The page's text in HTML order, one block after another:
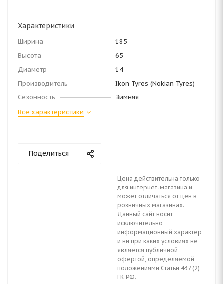
Характеристики
Ширина
185
Высота
65
Диаметр
14
Производитель
Ikon Tyres (Nokian Tyres)
Сезонность
Зимняя
Все характеристики
Поделиться
Цена действительна только
для интернет-магазина и
может отличаться от цен в
розничных магазинах.
Данный сайт носит
исключительно
информационный характер
и ни при каких условиях не
является публичной
офертой, определяемой
положениями Статьи 437 (2)
ГК РФ.